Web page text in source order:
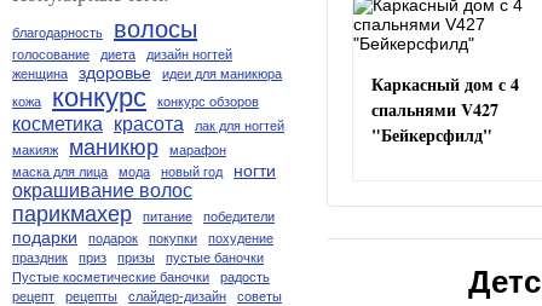
Каркасный дом с 4
спальнями V427
"Бейкерсфилд"
благодарность волосы
голосование диета
дизайн ногтей
женщина
здоровье
идеи для маникюра
кожа
конкурс конкурс обзоров
косметика красота
лак для ногтей
макияж
маникюр
марафон
маска для лица
мода новый год ногти
окрашивание волос
парикмахер питание победители
подарки подарок покупки
похудение
праздник
приз призы
пустые баночки
Пустые косметические баночки
радость
рецепт
рецепты слайдер-дизайн
советы